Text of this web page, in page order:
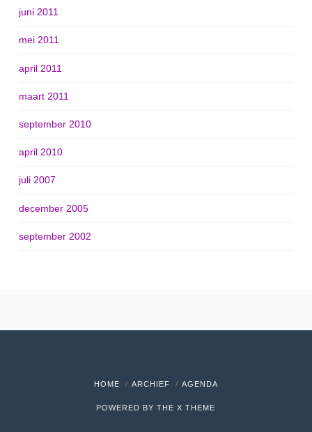
juni 2011
mei 2011
april 2011
maart 2011
september 2010
april 2010
juli 2007
december 2005
september 2002
HOME ARCHIEF AGENDA
POWERED BY THEX THEME